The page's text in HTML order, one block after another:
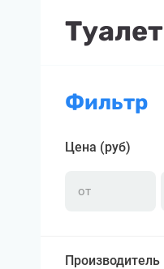
Туалет
Фильтр
Цена (руб)
Производитель